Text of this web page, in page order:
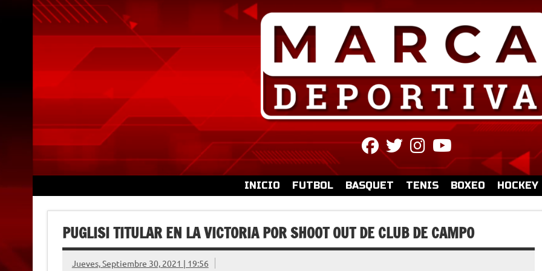
fab
fa-
facebook
fab
fa-
twitter
fab
fa-
instagram
fa-
youtube
INICIO FUTBOL BASQUET TENIS BOXEO HOCKEY
PUGLISI TITULAR EN LA VICTORIA POR SHOOT OUT DE CLUB DE CAMPO
Jueves, Septiembre 30, 2021 | 19:56